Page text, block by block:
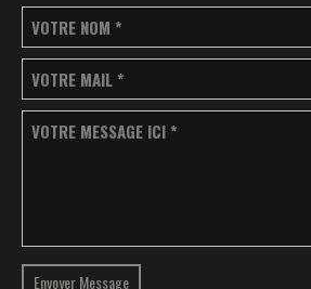
VOTRE NOM *
VOTRE MAIL *
VOTRE MESSAGE ICI *
Envoyer Message